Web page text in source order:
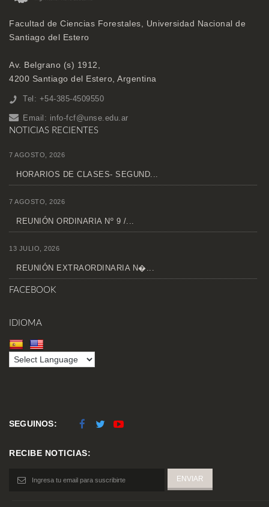
Facultad de Ciencias Forestales, Universidad Nacional de
Santiago del Estero
Av. Belgrano (s) 1912,
4200 Santiago del Estero, Argentina
Tel: +54-385-4509550
Email: info-fcf@unse.edu.ar
NOTICIAS RECIENTES
7 AGOSTO, 2026
HORARIOS DE CLASES- SEGUND...
7 AGOSTO, 2026
REUNIÓN ORDINARIA Nº 9 /...
13 JULIO, 2026
REUNIÓN EXTRAORDINARIA N�...
FACEBOOK
IDIOMA
SEGUINOS:
RECIBE NOTICIAS: